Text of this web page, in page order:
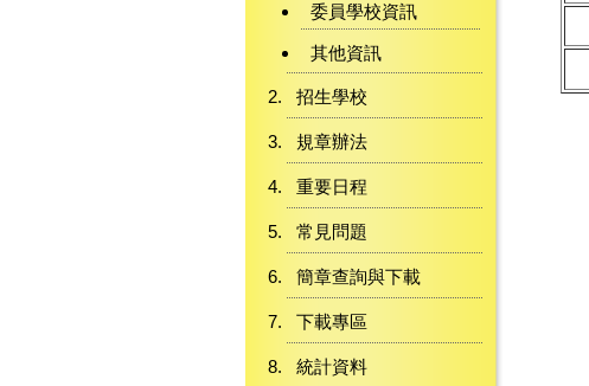
委員學校資訊
其他資訊
招生學校
規章辦法
重要日程
常見問題
簡章查詢與下載
下載專區
統計資料